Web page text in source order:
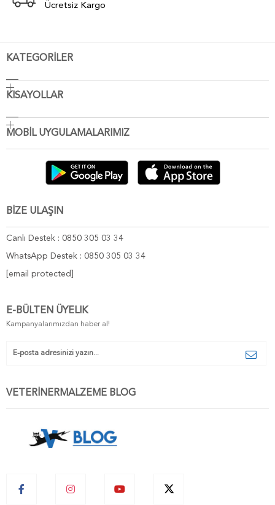
Ücretsiz Kargo
KATEGORİLER
KISAYOLLAR
MOBİL UYGULAMALARIMIZ
BİZE ULAŞIN
Canlı Destek : 0850 305 03 34
WhatsApp Destek : 0850 305 03 34
[email protected]
E-BÜLTEN ÜYELIK
Kampanyalarımızdan haber al!
VETERİNERMALZEME BLOG